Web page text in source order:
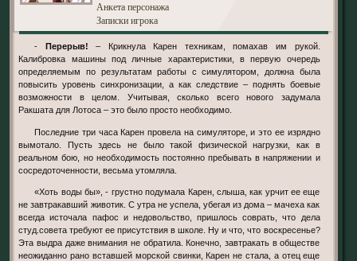
Анкета персонажа
Записки игрока
Перерыв! – Крикнула Карен техникам, помахав им рукой.
Калибровка машины под личные характеристики, в первую очередь
определяемым по результатам работы с симулятором, должна была
повысить уровень синхронизации, а как следствие – поднять боевые
возможности в целом. Учитывая, сколько всего нового задумала
Ракшата для Лотоса – это было просто необходимо.
Последние три часа Карен провела на симуляторе, и это ее изрядно
вымотало. Пусть здесь не было такой физической нагрузки, как в
реальном бою, но необходимость постоянно пребывать в напряжении и
сосредоточенности, весьма утомляла.
«Хоть воды бы», - грустно подумала Карен, слыша, как урчит ее еще
не завтракавший животик. С утра не успела, убегая из дома – мачеха как
всегда источала пафос и недовольство, пришлось соврать, что дела
студ.совета требуют ее присутствия в школе. Ну и что, что воскресенье?
Эта выдра даже внимания не обратила. Конечно, завтракать в обществе
неожиданно рано вставшей морской свинки, Карен не стала, а отец еще